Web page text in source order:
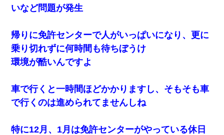
いなど問題が発生
帰りに免許センターで人がいっぱいになり、更に
乗り切れずに何時間も待ちぼうけ
環境が酷いんですよ
車で行くと一時間ほどかかりますし、そもそも車
で行くのは進められてませんしね
特に12月、1月は免許センターがやっている休日